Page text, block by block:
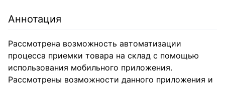
Аннотация
Рассмотрена возможность автоматизации
процесса приемки товара на склад с помощью
использования мобильного приложения.
Рассмотрены возможности данного приложения и